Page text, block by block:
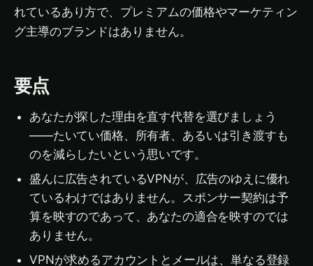
れているあり方で、プレミアムの価格やマーケティン
グ主導のブランドはありません。
要点
あなたが探した理由を直す代替を選びましょう
——たいてい価格、所有者、あるいは引き渡すも
のを減らしたいという思いです。
盛んに広告されているVPNが、広告のゆえに優れ
ているわけではありません。スポンサー契約は予
算を映すのであって、あなたの適合を映すのでは
ありません。
VPNが求めるアカウントとメールは、単なる登録